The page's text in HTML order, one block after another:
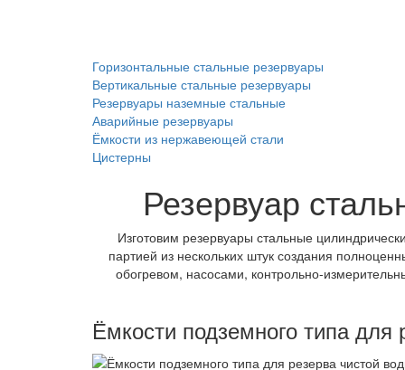
Горизонтальные стальные резервуары
Вертикальные стальные резервуары
Резервуары наземные стальные
Аварийные резервуары
Ёмкости из нержавеющей стали
Цистерны
Резервуар
Изготовим резервуары стальные
партией из нескольких штук создания
обогревом, насосами, контрольно-
Ёмкости подземного типа для